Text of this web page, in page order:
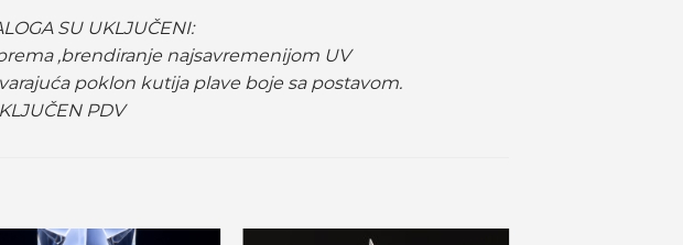
SU UKLJUČENI:
,brendiranje najsavremenijom UV
poklon kutija plave boje sa postavom.
PDV